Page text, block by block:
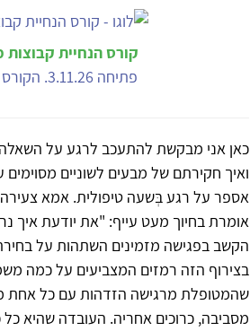
קורס הנחיית קבוצות
פתיחה 3.11.26. הקורס מועבר בזום. בימי שלישי 19:30-22:00
כאן אני מבקשת להתעכב לרגע על השאלה,
ואיך חקירתם של מבעים לשוניים
אספר על רגע בְּשעה טיפולית. אמא
אומרת בחיוך מעט עייף: "את יודעת איך
הקשב בפגישה מזמינים השתהות על
בצירוף הזה רמזים המצביעים על כמה
שהמטופלת מרגישה הזדהות עם כל אחת
מסביבה, כרוכים אחריה. העובדה שהיא